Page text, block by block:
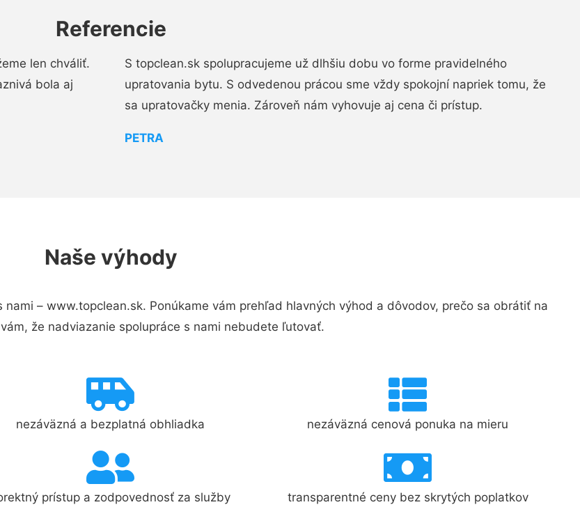
Referencie
len chváliť.
bola aj
S topclean.sk spolupracujeme už dlhšiu dobu vo forme pravidelného
upratovania bytu. S odvedenou prácou sme vždy spokojní napriek tomu, že
sa upratovačky menia. Zároveň nám vyhovuje aj cena či prístup.
PETRA
Naše výhody
– www.topclean.sk. Ponúkame vám prehľad hlavných výhod a dôvodov, prečo sa obrátiť na
že nadviazanie spolupráce s nami nebudete ľutovať.
nezáväzná a bezplatná obhliadka nezáväzná cenová ponuka na mieru
prístup a zodpovednosť za služby transparentné ceny bez skrytých poplatkov